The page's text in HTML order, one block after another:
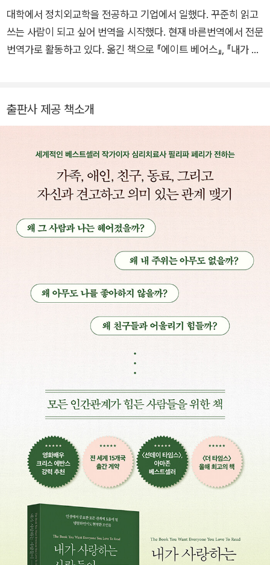
그려냈다는 찬사를 받았다. <가디언>, <옵서버>, <타임아웃>,
<헬시 리빙> 등에 글을 기고하고 있으며, 그 외 여러 심리학 잡
지에 칼럼을 쓰고 있다. 오래전부터 자선단체 ‘사마리탄즈’에서
인 《나의 부모님이 이 책을 읽었더라면》은 2019년 출간됐으며 4
알랭드 보통이 설립한 ‘인생학교’의 교사로 일하며 남편 그레이
슨, 고양이 케빈과 런던에서 살고 있다.
대학에서 정치외교학을 전공하고 기업에서 일했다. 꾸준히 읽고
쓰는 사람이 되고 싶어 번역을 시작했다. 현재 바른번역에서 전문
번역가로 활동하고 있다. 옮긴 책으로 『에이트 베어스』, 『내가 사
스트 2023 세계대전망』(공역)이 있다.
출판사 제공 책소개